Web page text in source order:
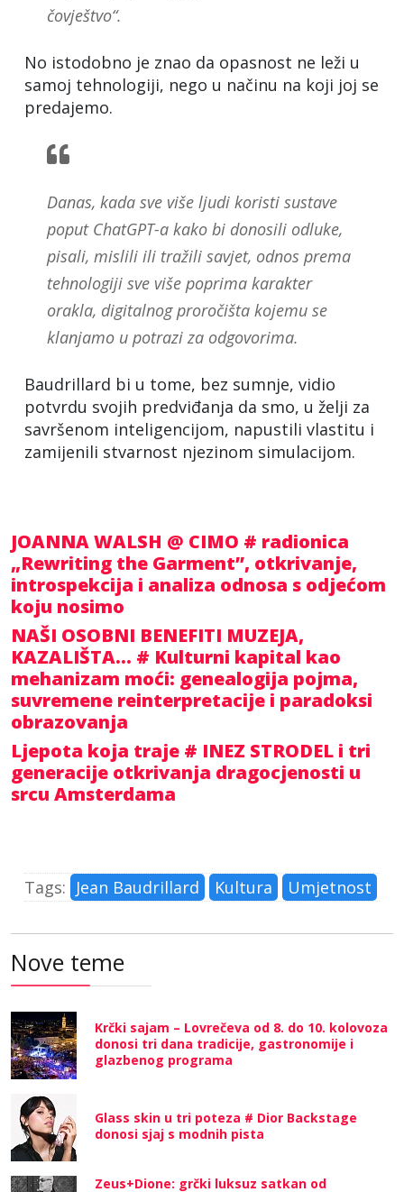
čovještvo“.
No istodobno je znao da opasnost ne leži u
samoj tehnologiji, nego u načinu na koji joj se
predajemo.
Danas, kada sve više ljudi koristi sustave
poput ChatGPT-a kako bi donosili odluke,
pisali, mislili ili tražili savjet, odnos prema
tehnologiji sve više poprima karakter
orakla, digitalnog proročišta kojemu se
klanjamo u potrazi za odgovorima.
Baudrillard bi u tome, bez sumnje, vidio
potvrdu svojih predviđanja da smo, u želji za
savršenom inteligencijom, napustili vlastitu i
zamijenili stvarnost njezinom simulacijom.
JOANNA WALSH @ CIMO # radionica
„Rewriting the Garment”, otkrivanje,
introspekcija i analiza odnosa s odjećom
koju nosimo
NAŠI OSOBNI BENEFITI MUZEJA,
KAZALIŠTA... # Kulturni kapital kao
mehanizam moći: genealogija pojma,
suvremene reinterpretacije i paradoksi
obrazovanja
Ljepota koja traje # INEZ STRODEL i tri
generacije otkrivanja dragocjenosti u
srcu Amsterdama
Tags: Jean Baudrillard Kultura Umjetnost
Nove teme
Krčki sajam – Lovrečeva od 8. do 10. kolovoza
donosi tri dana tradicije, gastronomije i
glazbenog programa
Glass skin u tri poteza # Dior Backstage
donosi sjaj s modnih pista
Zeus+Dione: grčki luksuz satkan od